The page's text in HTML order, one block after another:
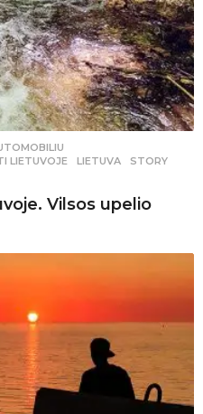
LIETUVOJE ,LIETUVA ,STORY
Vilsos upelio